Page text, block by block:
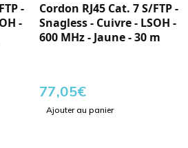
-
-
Cordon RJ45 Cat. 7 S/FTP -
Snagless - Cuivre - LSOH -
600 MHz - Jaune - 30 m
77,05€
Ajouter au panier